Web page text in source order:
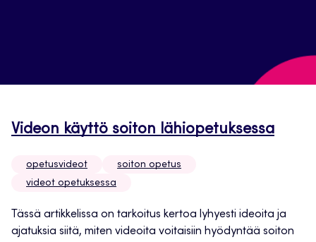
Videon käyttö soiton lähiopetuksessa
opetusvideot
soiton opetus
videot opetuksessa
Tässä artikkelissa on tarkoitus kertoa lyhyesti ideoita ja
ajatuksia siitä, miten videoita voitaisiin hyödyntää soiton